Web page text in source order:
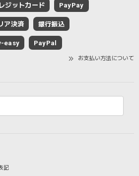
ジットカード PayPay
ア決済 銀行振込
easy PayPal
お支払い方法について
記